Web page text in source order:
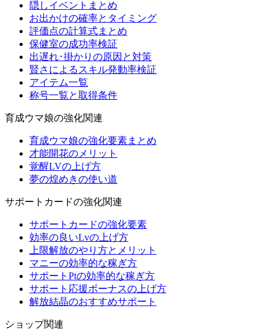
隠しイベントまとめ
お出かけの確率とタイミング
評価点の計算式まとめ
保健室の成功率検証
出遅れ･掛かりの原因と対策
賢さによるスキル発動率検証
アイテム一覧
称号一覧と取得条件
育成ウマ娘の強化関連
育成ウマ娘の強化要素まとめ
才能開花のメリット
覚醒LVの上げ方
夢の煌めきの使い道
サポートカードの強化関連
サポートカードの強化要素
効率の良いLvの上げ方
上限解放のやり方とメリット
マニーの効率的な稼ぎ方
サポートPtの効率的な稼ぎ方
サポート応援ボーナスの上げ方
解放結晶のおすすめサポート
ショップ関連